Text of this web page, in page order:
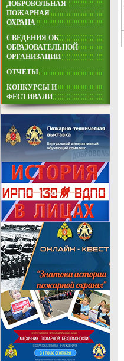
ДОБРОВОЛЬНАЯ
ПОЖАРНАЯ
ОХРАНА
СВЕДЕНИЯ ОБ
ОБРАЗОВАТЕЛЬНОЙ
ОРГАНИЗАЦИИ
ОТЧЕТЫ
КОНКУРСЫ И
ФЕСТИВАЛИ